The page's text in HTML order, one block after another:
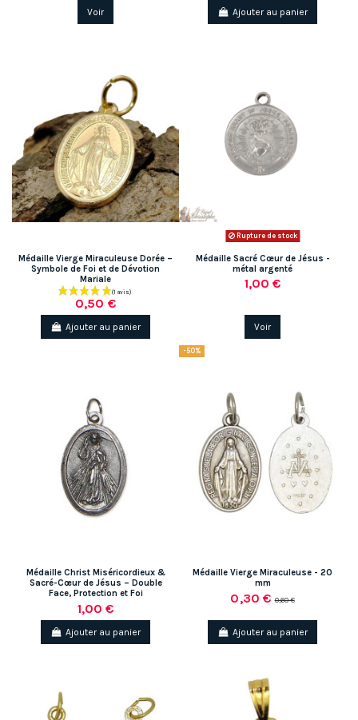
Voir Ajouter au panier
Médaille Vierge Miraculeuse Dorée –
Symbole de Foi et de Dévotion
Mariale
0,50 €
Ajouter au panier
Rupture de stock
Médaille Sacré Cœur de Jésus -
métal argenté
1,00 €
Voir
Médaille Christ Miséricordieux &
Sacré-Cœur de Jésus – Double
Face, Protection et Foi
1,00 €
Ajouter au panier
-50%
Médaille Vierge Miraculeuse - 20
mm
0,30 €0,60 €
Ajouter au panier